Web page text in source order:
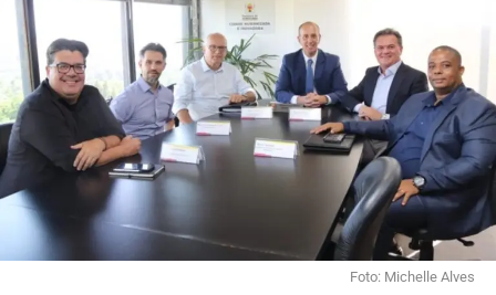
Foto: Michelle Alves